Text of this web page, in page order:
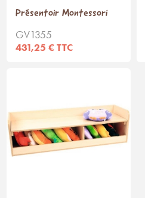
Présentoir Montessori
GV1355
431,25 € TTC